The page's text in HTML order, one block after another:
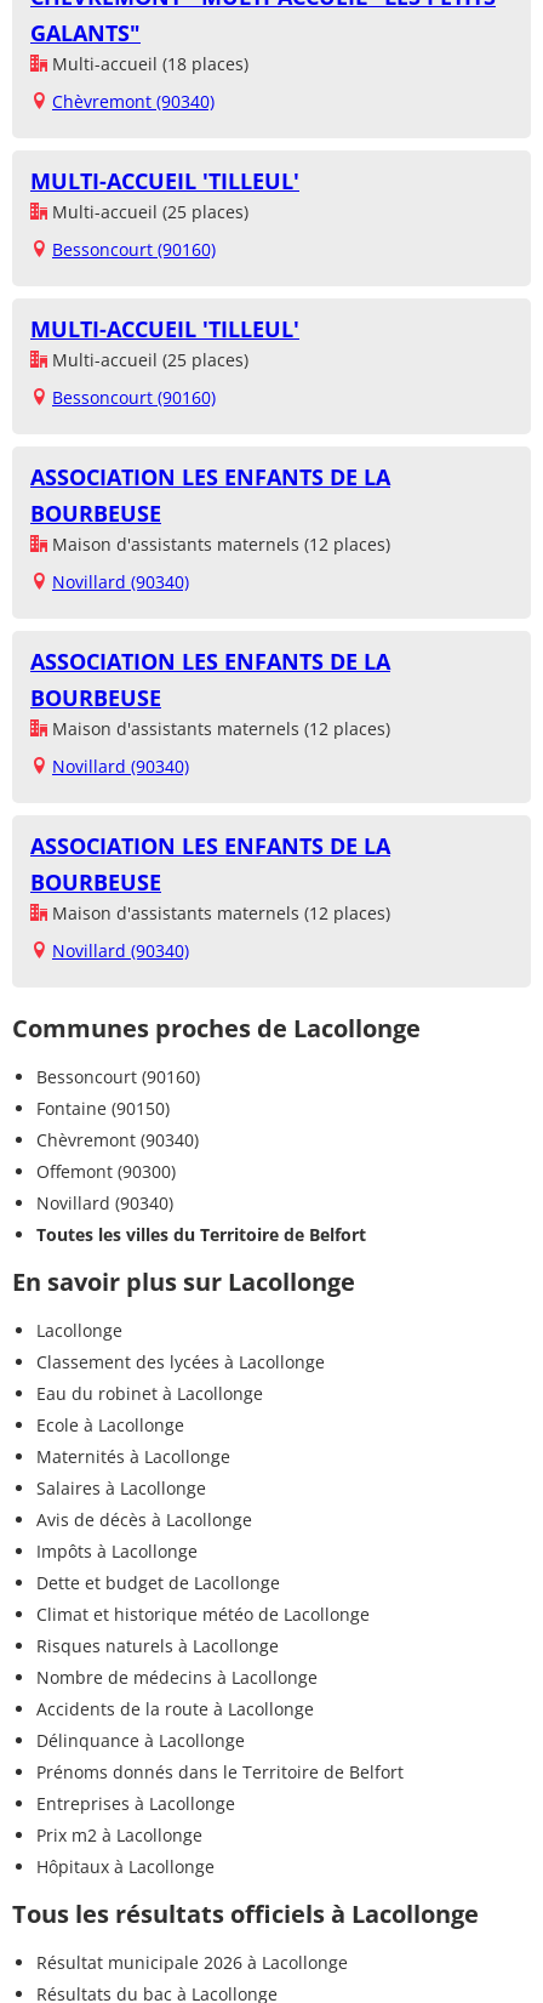
GALANTS"
Multi-accueil (18 places)
Chèvremont (90340)
MULTI-ACCUEIL 'TILLEUL'
Multi-accueil (25 places)
Bessoncourt (90160)
MULTI-ACCUEIL 'TILLEUL'
Multi-accueil (25 places)
Bessoncourt (90160)
ASSOCIATION LES ENFANTS DE LA
BOURBEUSE
Maison d'assistants maternels (12 places)
Novillard (90340)
ASSOCIATION LES ENFANTS DE LA
BOURBEUSE
Maison d'assistants maternels (12 places)
Novillard (90340)
ASSOCIATION LES ENFANTS DE LA
BOURBEUSE
Maison d'assistants maternels (12 places)
Novillard (90340)
Communes proches de Lacollonge
Bessoncourt (90160)
Fontaine (90150)
Chèvremont (90340)
Offemont (90300)
Novillard (90340)
Toutes les villes du Territoire de Belfort
En savoir plus sur Lacollonge
Lacollonge
Classement des lycées à Lacollonge
Eau du robinet à Lacollonge
Ecole à Lacollonge
Maternités à Lacollonge
Salaires à Lacollonge
Avis de décès à Lacollonge
Impôts à Lacollonge
Dette et budget de Lacollonge
Climat et historique météo de Lacollonge
Risques naturels à Lacollonge
Nombre de médecins à Lacollonge
Accidents de la route à Lacollonge
Délinquance à Lacollonge
Prénoms donnés dans le Territoire de Belfort
Entreprises à Lacollonge
Prix m2 à Lacollonge
Hôpitaux à Lacollonge
Tous les résultats officiels à Lacollonge
Résultat municipale 2026 à Lacollonge
Résultats du bac à Lacollonge